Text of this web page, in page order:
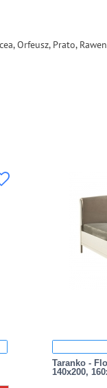
Orfeusz, Prato,
Taranko -
140x200,